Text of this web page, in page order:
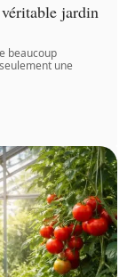
jardin
beaucoup
une